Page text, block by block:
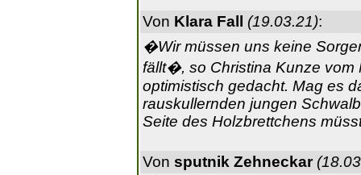
Von Klara Fall (19.03.21):
�Wir müssen uns keine
fällt�, so Christina Kunze vom
optimistisch gedacht. Mag es
rauskullernden jungen
Seite des Holzbrettchens
Von sputnik Zehneckar